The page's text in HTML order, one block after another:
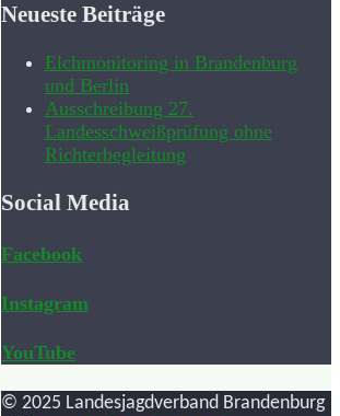
Neueste Beiträge
Elchmonitoring in Brandenburg
und Berlin
Ausschreibung 27.
Landesschweißprüfung ohne
Richterbegleitung
Social Media
Facebook
Instagram
YouTube
© 2025 Landesjagdverband Brandenburg